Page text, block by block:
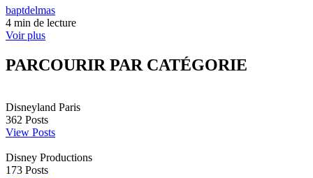
baptdelmas
4 min de lecture
Voir plus
PARCOURIR PAR CATÉGORIE
Disneyland Paris
362 Posts
View Posts
Disney Productions
173 Posts